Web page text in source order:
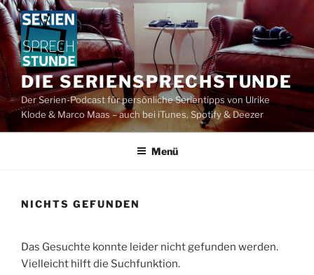
Zum
Inhalt
springen
DIE SERIENSPRECHSTUNDE
Der Serien-Podcast für persönliche Serientipps von Ulrike
Klode & Marco Maas – auch bei iTunes, Spotify & Deezer
Menü
NICHTS GEFUNDEN
Das Gesuchte konnte leider nicht gefunden werden.
Vielleicht hilft die Suchfunktion.